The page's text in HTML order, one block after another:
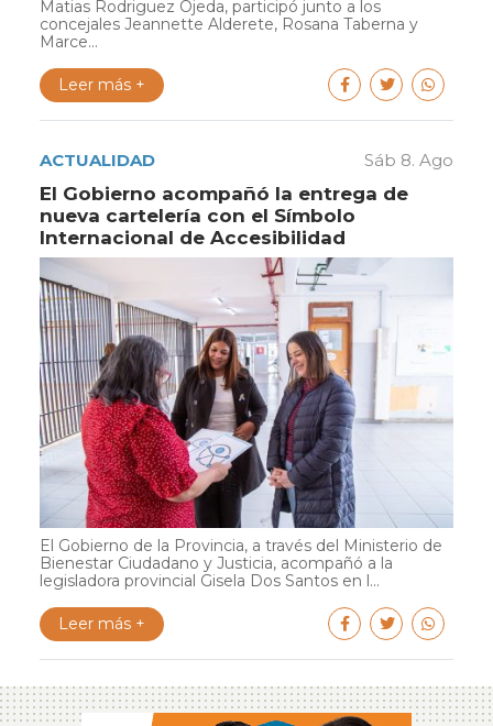
Matias Rodriguez Ojeda, participó junto a los
concejales Jeannette Alderete, Rosana Taberna y
Marce...
Leer más +
ACTUALIDAD Sáb 8. Ago
El Gobierno acompañó la entrega de
nueva cartelería con el Símbolo
Internacional de Accesibilidad
El Gobierno de la Provincia, a través del Ministerio de
Bienestar Ciudadano y Justicia, acompañó a la
legisladora provincial Gisela Dos Santos en l...
Leer más +